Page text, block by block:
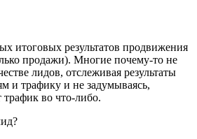
итоговых результатов продвижения
продажи). Многие почему-то не
лидов, отслеживая результаты
и трафику и не задумываясь,
трафик во что-либо.